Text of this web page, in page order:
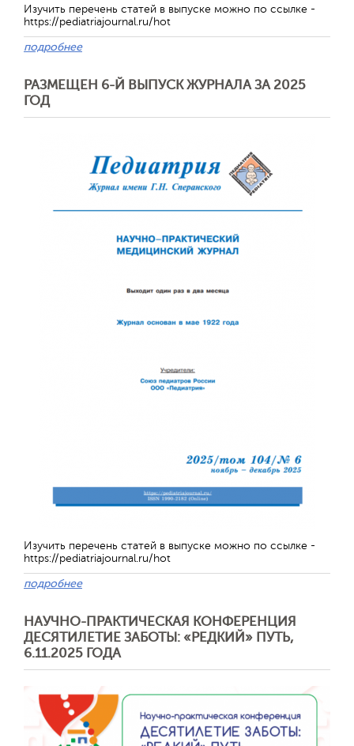
Изучить перечень статей в выпуске можно по ссылке -
https://pediatriajournal.ru/hot
подробнее
РАЗМЕЩЕН 6-Й ВЫПУСК ЖУРНАЛА ЗА 2025
ГОД
Изучить перечень статей в выпуске можно по ссылке -
https://pediatriajournal.ru/hot
подробнее
НАУЧНО-ПРАКТИЧЕСКАЯ КОНФЕРЕНЦИЯ
ДЕСЯТИЛЕТИЕ ЗАБОТЫ: «РЕДКИЙ» ПУТЬ,
6.11.2025 ГОДА